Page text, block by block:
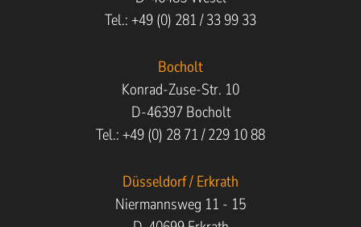
Tel.: +49 (0) 281 / 33 99 33
Bocholt
Konrad-Zuse-Str. 10
D-46397 Bocholt
Tel.: +49 (0) 28 71 / 229 10 88
Düsseldorf / Erkrath
Niermannsweg 11 - 15